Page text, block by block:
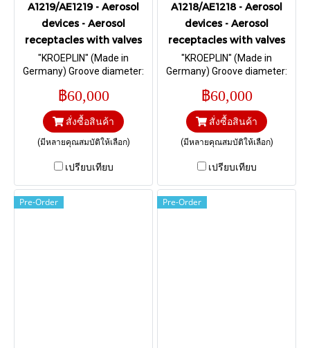
A1219/AE1219 - Aerosol
devices - Aerosol
receptacles with valves
"KROEPLIN" (Made in
Germany) Groove diameter:
12,5, 8,5 mm I Range 0 – 30, 0
– 25 mm.
฿60,000
สั่งซื้อสินค้า
(มีหลายคุณสมบัติให้เลือก)
เปรียบเทียบ
A1218/AE1218 - Aerosol
devices - Aerosol
receptacles with valves
"KROEPLIN" (Made in
Germany) Groove diameter:
12,5 mm I Range 0 – 30, 0 –
25 mm.
฿60,000
สั่งซื้อสินค้า
(มีหลายคุณสมบัติให้เลือก)
เปรียบเทียบ
Pre-Order Pre-Order